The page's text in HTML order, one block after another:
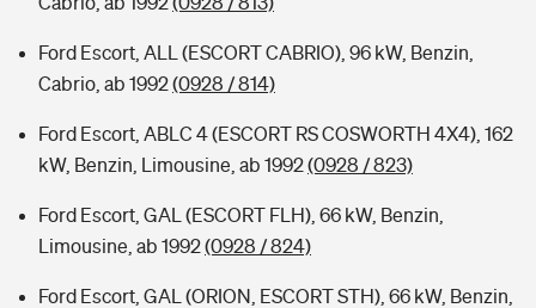
Ford Escort, ALL (ESCORT CABRIO), 96 kW, Benzin,
Cabrio, ab 1992(0928 / 814)
Ford Escort, ABLC 4 (ESCORT RS COSWORTH 4X4), 162
kW, Benzin, Limousine, ab 1992(0928 / 823)
Ford Escort, GAL (ESCORT FLH), 66 kW, Benzin,
Limousine, ab 1992(0928 / 824)
Ford Escort, GAL (ORION, ESCORT STH), 66 kW, Benzin,